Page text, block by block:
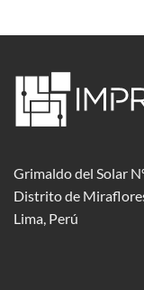
Grimaldo del Solar
Distrito de
Lima, Perú